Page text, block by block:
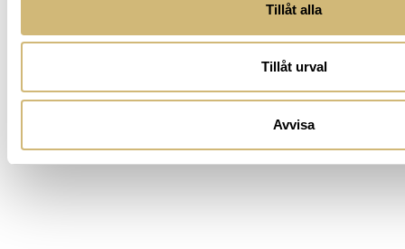
Tillåt alla
Tillåt urval
Avvisa